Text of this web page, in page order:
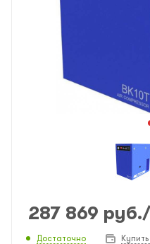
287 869 руб.
Достаточно